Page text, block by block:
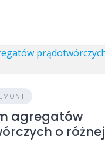
agregatów
o różnej